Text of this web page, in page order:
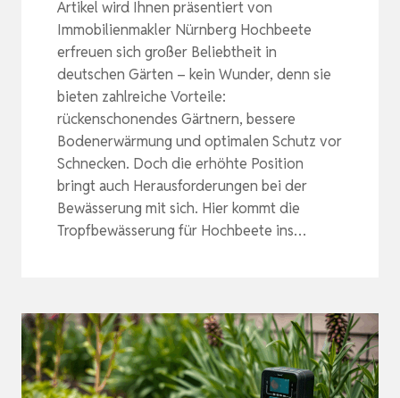
Artikel wird Ihnen präsentiert von
Immobilienmakler Nürnberg Hochbeete
erfreuen sich großer Beliebtheit in
deutschen Gärten – kein Wunder, denn sie
bieten zahlreiche Vorteile:
rückenschonendes Gärtnern, bessere
Bodenerwärmung und optimalen Schutz vor
Schnecken. Doch die erhöhte Position
bringt auch Herausforderungen bei der
Bewässerung mit sich. Hier kommt die
Tropfbewässerung für Hochbeete ins…